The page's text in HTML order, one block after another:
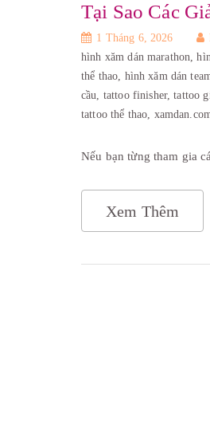
Tại Sao Các
1 Tháng 6, 2026
hình xăm dán marathon,
thể thao, hình xăm dán
cầu, tattoo finisher,tattoo
tattoo thể thao,
Nếu bạn từng tham gia
Xem Thêm